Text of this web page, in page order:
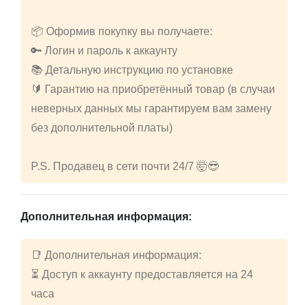
📦 Оформив покупку вы получаете:
🔑 Логин и пароль к аккаунту
📚 Детальную инструкцию по установке
🔰 Гарантию на приобретённый товар (в случаи
неверных данных мы гарантируем вам замену
без дополнительной платы)
P.S. Продавец в сети почти 24/7 🤯😎
Дополнительная информация:
📑 Дополнительная информация:
⏳ Доступ к аккаунту предоставляется на 24
часа